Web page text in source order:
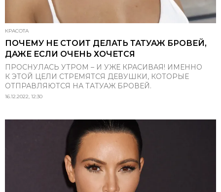
КРАСОТА
ПОЧЕМУ НЕ СТОИТ ДЕЛАТЬ ТАТУАЖ БРОВЕЙ,
ДАЖЕ ЕСЛИ ОЧЕНЬ ХОЧЕТСЯ
ПРОСНУЛАСЬ УТРОМ – И УЖЕ КРАСИВАЯ! ИМЕННО
К ЭТОЙ ЦЕЛИ СТРЕМЯТСЯ ДЕВУШКИ, КОТОРЫЕ
ОТПРАВЛЯЮТСЯ НА ТАТУАЖ БРОВЕЙ.
16.12.2022, 12:30